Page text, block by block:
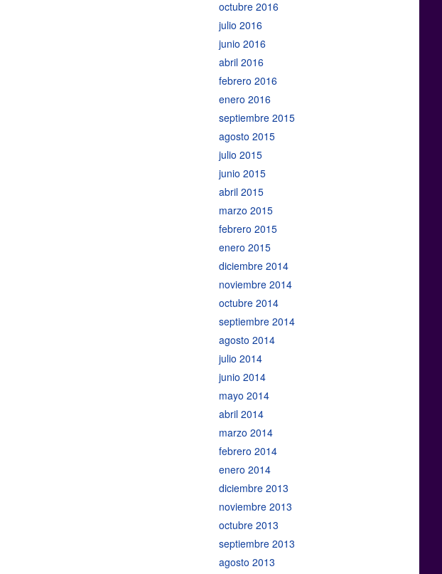
octubre 2016
julio 2016
junio 2016
abril 2016
febrero 2016
enero 2016
septiembre 2015
agosto 2015
julio 2015
junio 2015
abril 2015
marzo 2015
febrero 2015
enero 2015
diciembre 2014
noviembre 2014
octubre 2014
septiembre 2014
agosto 2014
julio 2014
junio 2014
mayo 2014
abril 2014
marzo 2014
febrero 2014
enero 2014
diciembre 2013
noviembre 2013
octubre 2013
septiembre 2013
agosto 2013